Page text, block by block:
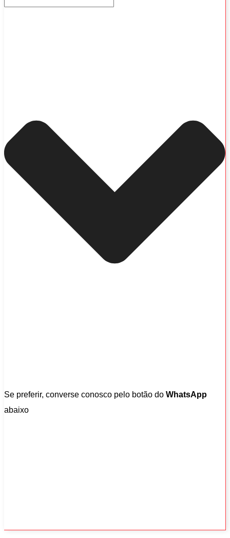
Se preferir, converse conosco pelo botão do WhatsApp
abaixo